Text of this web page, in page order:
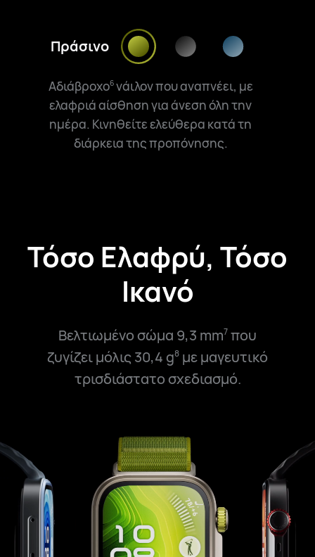
Πράσινο
Αδιάβροχο6νάιλον που αναπνέει, με
ελαφριά αίσθηση για άνεση όλη την
ημέρα. Κινηθείτε ελεύθερα κατά τη
διάρκεια της προπόνησης.
Τόσο Ελαφρύ, Τόσο
Ικανό
Βελτιωμένο σώμα 9,3 mm7 που
ζυγίζει μόλις 30,4 g8 με μαγευτικό
τρισδιάστατο σχεδιασμό.